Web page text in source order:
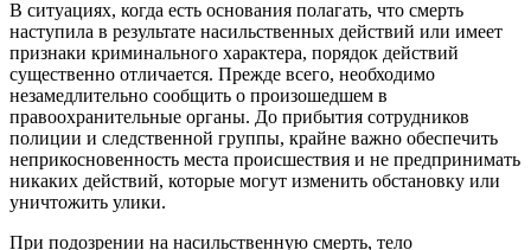
В ситуациях, когда есть основания полагать, что смерть
наступила в результате насильственных действий или имеет
признаки криминального характера, порядок действий
существенно отличается. Прежде всего, необходимо
незамедлительно сообщить о произошедшем в
правоохранительные органы. До прибытия сотрудников
полиции и следственной группы, крайне важно обеспечить
неприкосновенность места происшествия и не предпринимать
никаких действий, которые могут изменить обстановку или
уничтожить улики.
При подозрении на насильственную смерть, тело